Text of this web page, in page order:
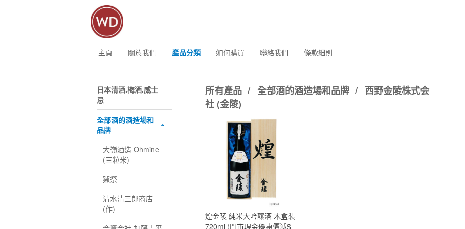
主頁 關於我們 產品分類 如何購買 聯絡我們 條款細則
日本清酒.梅酒.威士
忌
全部酒的酒造場和
品牌
大嶺酒造 Ohmine
(三粒米)
獺祭
清水清三郎商店
(作)
所有產品 / 全部酒的酒造場和品牌 / 西野金陵株式会
社 (金陵)
煌金陵 純米大吟醸酒 木盒裝
720ml (門市現金優惠價減$